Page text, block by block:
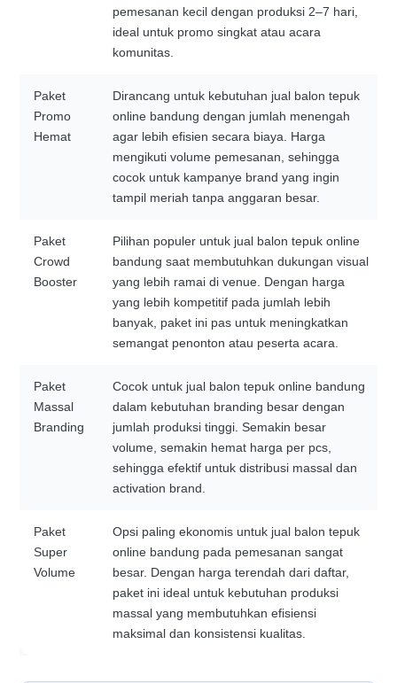
pemesanan kecil dengan produksi 2–7 hari,
ideal untuk promo singkat atau acara
komunitas.
Paket
Promo
Hemat
Dirancang untuk kebutuhan jual balon tepuk
online bandung dengan jumlah menengah
agar lebih efisien secara biaya. Harga
mengikuti volume pemesanan, sehingga
cocok untuk kampanye brand yang ingin
tampil meriah tanpa anggaran besar.
Paket
Crowd
Booster
Pilihan populer untuk jual balon tepuk online
bandung saat membutuhkan dukungan visual
yang lebih ramai di venue. Dengan harga
yang lebih kompetitif pada jumlah lebih
banyak, paket ini pas untuk meningkatkan
semangat penonton atau peserta acara.
Paket
Massal
Branding
Cocok untuk jual balon tepuk online bandung
dalam kebutuhan branding besar dengan
jumlah produksi tinggi. Semakin besar
volume, semakin hemat harga per pcs,
sehingga efektif untuk distribusi massal dan
activation brand.
Paket
Super
Volume
Opsi paling ekonomis untuk jual balon tepuk
online bandung pada pemesanan sangat
besar. Dengan harga terendah dari daftar,
paket ini ideal untuk kebutuhan produksi
massal yang membutuhkan efisiensi
maksimal dan konsistensi kualitas.